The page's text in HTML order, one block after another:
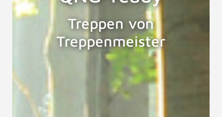
Treppen von
Treppenmeister